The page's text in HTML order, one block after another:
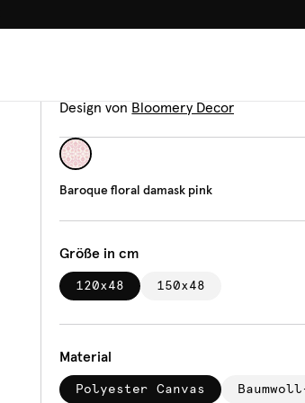
Bankauflage
Design von Bloomery Decor
Baroque floral damask pink
Größe in cm
120x48 150x48
Material
Polyester Canvas